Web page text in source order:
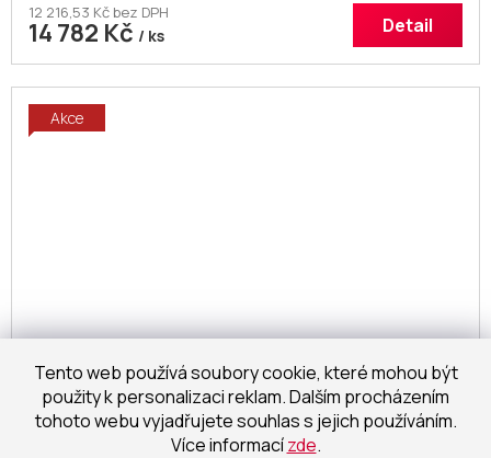
Tento web používá soubory cookie, které mohou být
použity k personalizaci reklam. Dalším procházením
tohoto webu vyjadřujete souhlas s jejich používáním.
Více informacízde.
12 216,53 Kč bez DPH
14 782 Kč / ks Detail
Akce